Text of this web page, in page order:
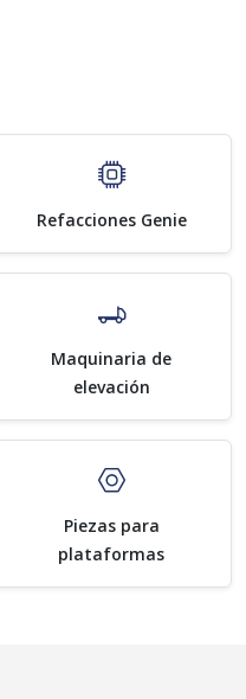
Refacciones Genie
Maquinaria de
elevación
Piezas para
plataformas